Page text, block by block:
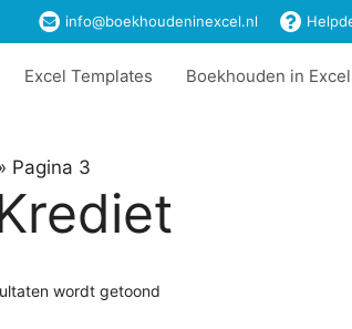
info@boekhoudeninexcel.nl
Excel Templates Boekhouden in Excel
Pagina 3
wordt getoond